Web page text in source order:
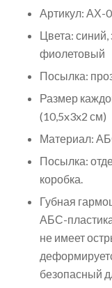
Артикул: АХ-
Цвета:
фиолетовый
Посылка:
Размер
(10,5x3x2 см)
Материал:
Посылка:
коробка.
Губная
АБС-
не имеет
безопасный